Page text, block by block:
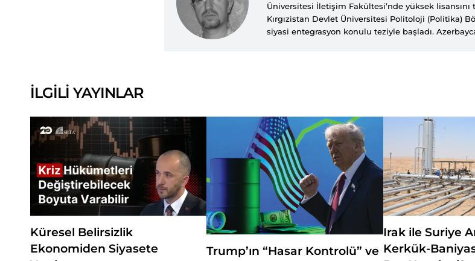
Üniversitesi İletişim Fakültesi’nde yüksek lisansını
Kırgızistan Devlet Üniversitesi Politoloji (Politika)
siyasi entegrasyon konulu teziyle başladı.
İLGİLİ YAYINLAR
Küresel Belirsizlik
Ekonomiden Siyasete
Trump’ın “Hasar Kontrolü” ve
Irak ile Suriye
Kerkük-